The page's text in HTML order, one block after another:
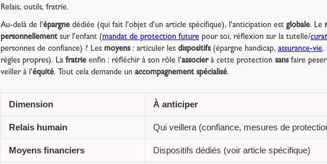
Relais, outils, fratrie.
Au-delà de l'épargnedédiée (qui fait l'objet d'un article spécifique), l'anticipation est globale. Le
personnellementsur l'enfant (mandat de protection futurepour soi, réflexion sur la tutelle/
personnes de confiance) ? Les moyens: articuler les dispositifs(épargne handicap, assurance-vie,
règles propres). La fratrieenfin : réfléchir à son rôle l'associerà cette protection sansfaire peser
veiller à l'équité. Tout cela demande un accompagnement spécialisé.
Dimension À anticiper
Relais humain Qui veillera (confiance, mesures de
Moyens financiers Dispositifs dédiés (voir article spécifique)